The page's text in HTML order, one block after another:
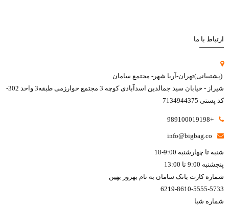
ارتباط با ما
(پشتیبانی)تهران-آریا شهر- مجتمع سامان
شیراز - خیابان سید جمالدین اسدآبادی کوچه 3 مجتمع خوارزمی طبقه3 واحد 302-
کد پستی 7134944375
+989100019198
info@bigbag.co
شنبه تا چهارشنبه 9:00-18
پنجشنبه 9:00 تا 13:00
شماره کارت بانک سامان به نام بهروز بهین
6219-8610-5555-5733
شماره شبا